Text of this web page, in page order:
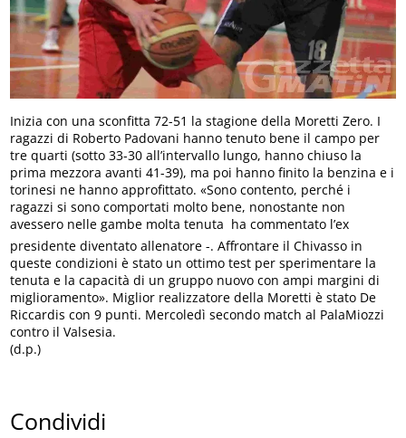
Inizia con una sconfitta 72-51 la stagione della Moretti Zero. I
ragazzi di Roberto Padovani hanno tenuto bene il campo per
tre quarti (sotto 33-30 all’intervallo lungo, hanno chiuso la
prima mezzora avanti 41-39), ma poi hanno finito la benzina e i
torinesi ne hanno approfittato. «Sono contento, perché i
ragazzi si sono comportati molto bene, nonostante non
avessero nelle gambe molta tenuta  ha commentato l’ex
presidente diventato allenatore -. Affrontare il Chivasso in
queste condizioni è stato un ottimo test per sperimentare la
tenuta e la capacità di un gruppo nuovo con ampi margini di
miglioramento». Miglior realizzatore della Moretti è stato De
Riccardis con 9 punti. Mercoledì secondo match al PalaMiozzi
contro il Valsesia.
(d.p.)
Condividi